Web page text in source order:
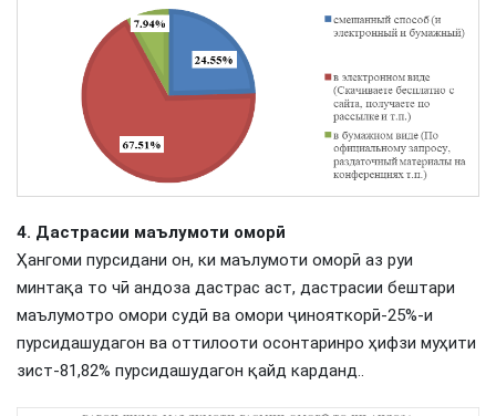
4. Дастрасии маълумоти оморӣ
Ҳангоми пурсидани он, ки маълумоти оморӣ аз руи
минтақа то чӣ андоза дастрас аст, дастрасии бештари
маълумотро омори судӣ ва омори ҷинояткорӣ-25%-и
пурсидашудагон ва оттилооти осонтаринро ҳифзи муҳити
зист-81,82% пурсидашудагон қайд карданд..